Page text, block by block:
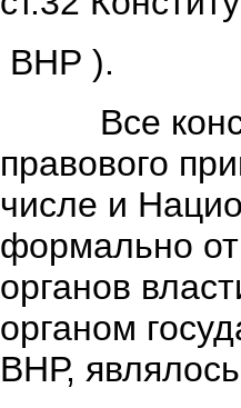
ВНР ).
Все
правового
числе и
формально
органов
органом
ВНР,